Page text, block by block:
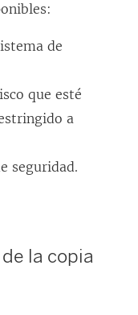
de
que esté
a
seguridad.
la copia